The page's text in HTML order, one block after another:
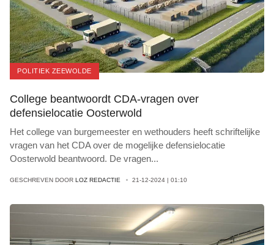
POLITIEK ZEEWOLDE
College beantwoordt CDA-vragen over
defensielocatie Oosterwold
Het college van burgemeester en wethouders heeft schriftelijke
vragen van het CDA over de mogelijke defensielocatie
Oosterwold beantwoord. De vragen...
GESCHREVEN DOOR LOZ REDACTIE 21-12-2024 | 01:10